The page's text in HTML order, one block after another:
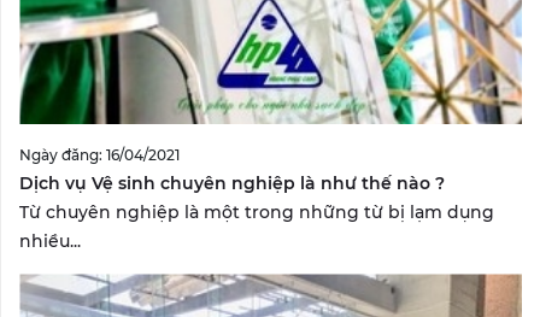
Ngày đăng: 16/04/2021
Dịch vụ Vệ sinh chuyên nghiệp là như thế nào ?
Từ chuyên nghiệp là một trong những từ bị lạm dụng
nhiều...